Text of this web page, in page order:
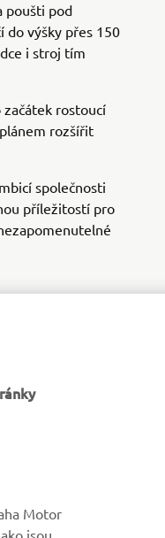
poušti pod
do výšky přes 150
i stroj tím
rostoucí
rozšířit
společnosti
příležitostí pro
Motor
jsou